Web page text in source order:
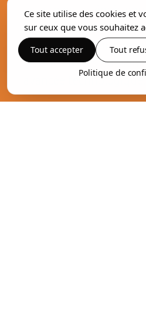
les airbags intégrés
accrue, nous
compétitifs pour que
les entreprises
avancée technologique.
Ce site utilise des cookies et
sur ceux que vous souhaitez
Tout accepter Tout
Politique de